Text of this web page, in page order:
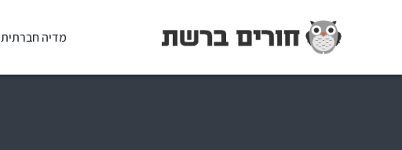
מדיה חברתית